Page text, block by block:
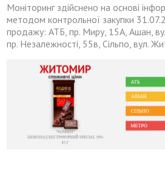
Моніторинг здійснено на основі
методом контрольної закупки
продажу: АТБ, пр. Миру, 15А, Ашан,
пр. Незалежності, 55в, Сільпо, вул.